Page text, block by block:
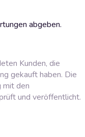
abgeben.
Kunden, die
gekauft haben. Die
mit den
und veröffentlicht.